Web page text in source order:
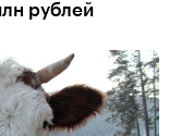
рублей